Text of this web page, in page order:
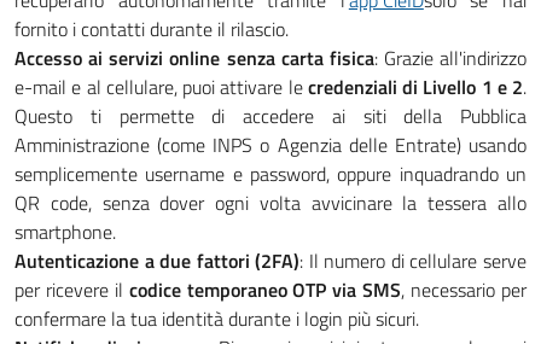
fornito i contatti durante il rilascio.
Accesso ai servizi online senza carta fisica: Grazie all'indirizzo
e-mail e al cellulare, puoi attivare lecredenziali di Livello 1 e 2.
Questo ti permette di accedere ai siti della Pubblica
Amministrazione (come INPS o Agenzia delle Entrate) usando
semplicemente username e password, oppure inquadrando un
QR code, senza dover ogni volta avvicinare la tessera allo
smartphone.
Autenticazione a due fattori (2FA): Il numero di cellulare serve
per ricevere il codice temporaneo OTP via SMS, necessario per
confermare la tua identità durante i login più sicuri.